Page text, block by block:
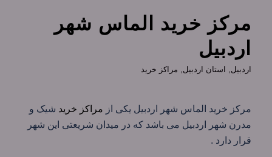
مرکز خرید الماس شهر
اردبیل
اردبیل, استان اردبیل, مراکز خرید
مرکز خرید الماس شهر اردبیل یکی از مراکز خرید شیک و
مدرن شهر اردبیل می باشد که در میدان شریعتی این شهر
قرار دارد .